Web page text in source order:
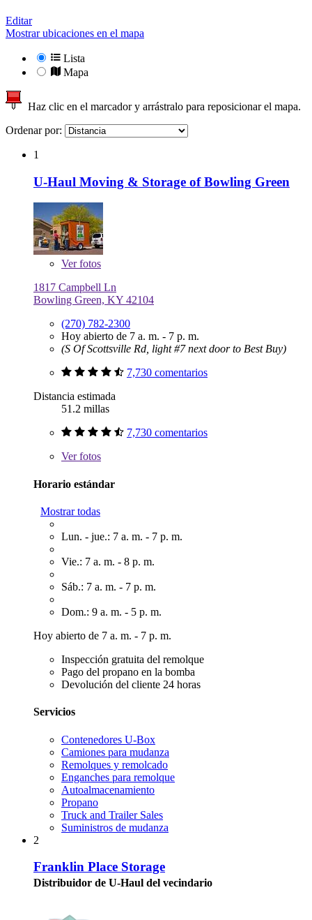
Editar
Mostrar ubicaciones en el mapa
Lista
Mapa
Haz clic en el marcador y arrástralo para reposicionar el mapa.
Ordenar por:
1
U-Haul Moving & Storage of Bowling Green
Verfotos
1817 Campbell Ln
Bowling Green, KY 42104
(270) 782-2300
Hoy abierto de 7 a. m. - 7 p. m.
(S Of Scottsville Rd, light #7 next door to Best Buy)
7,730 comentarios
Distancia estimada
51.2 millas
7,730 comentarios
Verfotos
Horario estándar
Mostrar todas
Lun. - jue.: 7 a. m. - 7 p. m.
Vie.: 7 a. m. - 8 p. m.
Sáb.: 7 a. m. - 7 p. m.
Dom.: 9 a. m. - 5 p. m.
Hoy abierto de 7 a. m. - 7 p. m.
Inspección gratuita del remolque
Pago del propano en la bomba
Devolución del cliente 24 horas
Servicios
Contenedores U-Box
Camiones para mudanza
Remolques y remolcado
Enganches para remolque
Autoalmacenamiento
Propano
Truck and Trailer Sales
Suministros de mudanza
2
Franklin Place Storage
Distribuidor de U-Haul del vecindario